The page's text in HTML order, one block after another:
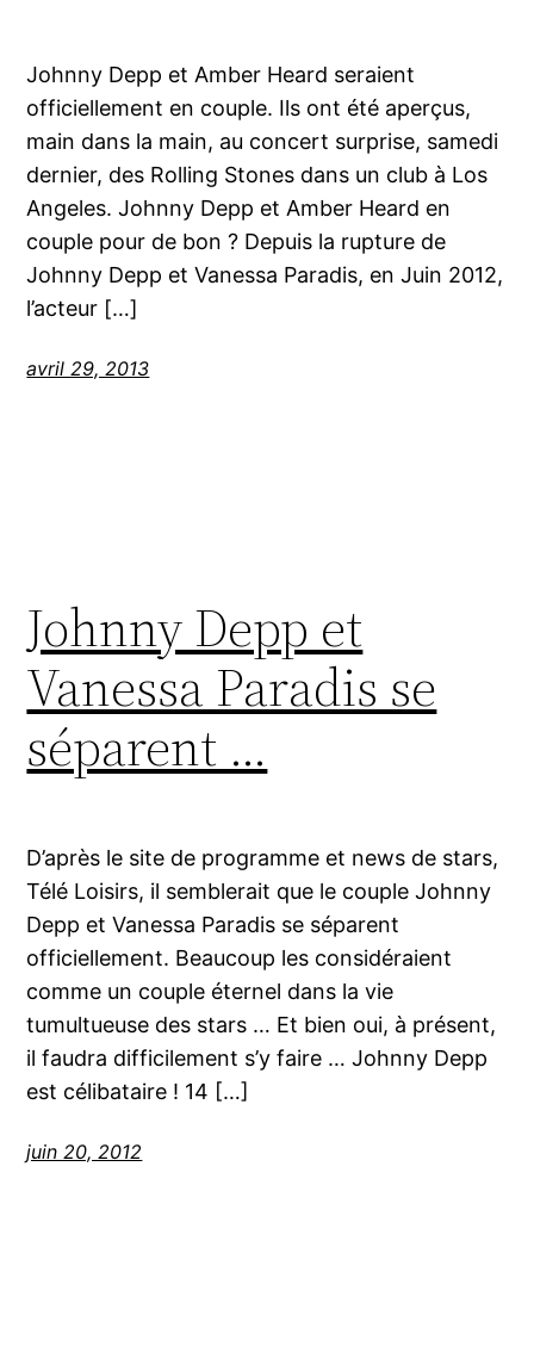
Johnny Depp et Amber Heard seraient
officiellement en couple. Ils ont été aperçus,
main dans la main, au concert surprise, samedi
dernier, des Rolling Stones dans un club à Los
Angeles. Johnny Depp et Amber Heard en
couple pour de bon ? Depuis la rupture de
Johnny Depp et Vanessa Paradis, en Juin 2012,
l’acteur […]
avril 29, 2013
Johnny Depp et
Vanessa Paradis se
séparent …
D’après le site de programme et news de stars,
Télé Loisirs, il semblerait que le couple Johnny
Depp et Vanessa Paradis se séparent
officiellement. Beaucoup les considéraient
comme un couple éternel dans la vie
tumultueuse des stars … Et bien oui, à présent,
il faudra difficilement s’y faire … Johnny Depp
est célibataire ! 14 […]
juin 20, 2012